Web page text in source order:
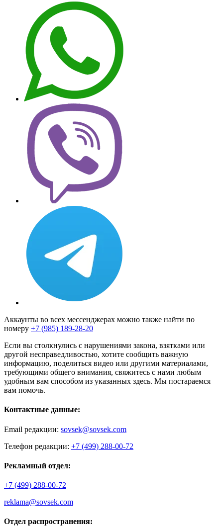
Аккаунты во всех мессенджерах можно также найти по
номеру +7 (985) 189-28-20
Если вы столкнулись с нарушениями закона, взятками или
другой несправедливостью, хотите сообщить важную
информацию, поделиться видео или другими материалами,
требующими общего внимания, свяжитесь с нами любым
удобным вам способом из указанных здесь. Мы постараемся
вам помочь.
Контактные данные:
Email редакции: sovsek@sovsek.com
Телефон редакции: +7 (499) 288-00-72
Рекламный отдел:
+7 (499) 288-00-72
reklama@sovsek.com
Отдел распространения: